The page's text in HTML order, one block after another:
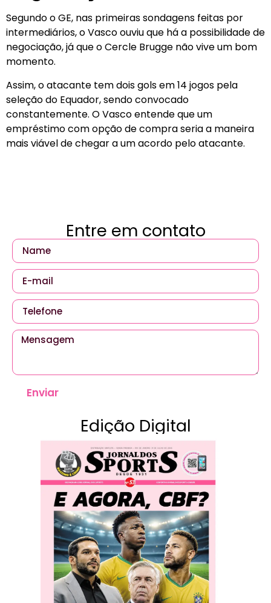
Segundo o GE, nas primeiras sondagens feitas por
intermediários, o Vasco ouviu que há a possibilidade de
negociação, já que o Cercle Brugge não vive um bom
momento.
Assim, o atacante tem dois gols em 14 jogos pela
seleção do Equador, sendo convocado
constantemente. O Vasco entende que um
empréstimo com opção de compra seria a maneira
mais viável de chegar a um acordo pelo atacante.
Entre em contato
Enviar
Edição Digital